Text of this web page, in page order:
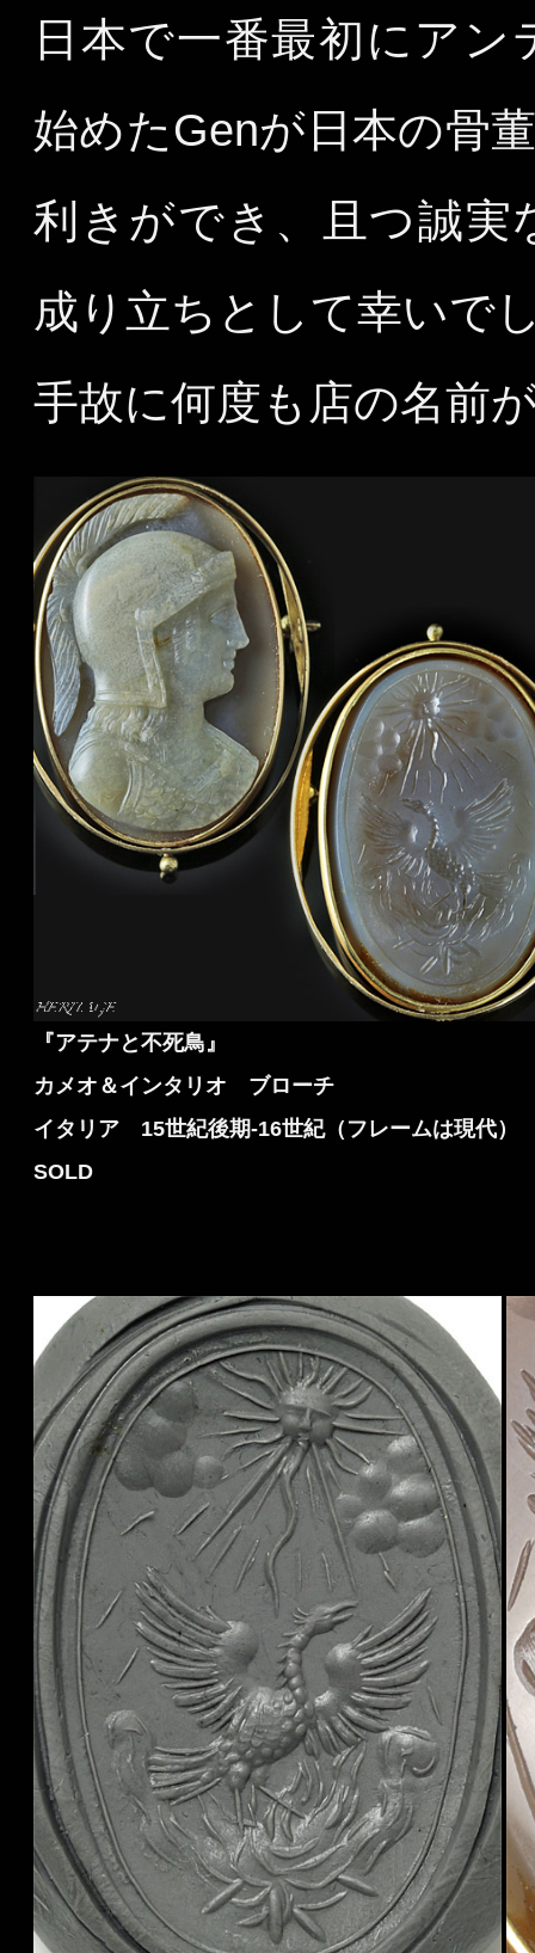
日本で一番最初にア
始めたGenが日本の骨
利きができ、且つ誠実
成り立ちとして幸いで
手故に何度も店の名前
『アテナと不死鳥』
カメオ＆インタリオ ブローチ
イタリア 15世紀後期-16世紀（フレームは現代）
SOLD